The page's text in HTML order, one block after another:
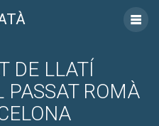
DE LLATÍ
PASSAT ROMÀ